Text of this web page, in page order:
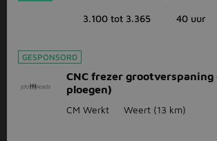
3.100 tot 3.365 40 uur
GESPONSORD
CNC frezer grootverspaning
ploegen)
CM Werkt Weert (13 km)